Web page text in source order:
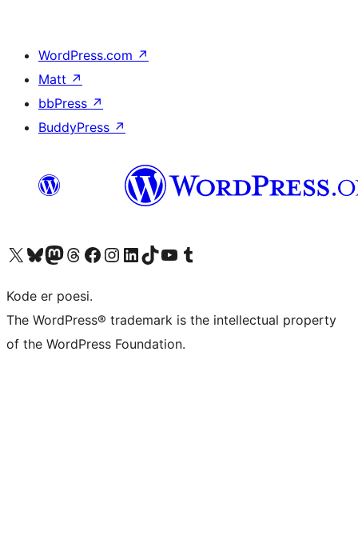
WordPress.com ↗
Matt ↗
bbPress ↗
BuddyPress ↗
Besøk vår konto på X Visit our Bluesky account
Besøk vår Mastodon-konto
Visit our Threads account
Besøk vår Facebook-sideBesøk vår Instagram-konto
Besøk vår LinkedIn-konto
Visit our TikTok account
Visit our YouTube channel
Visit our Tumblr account
Kode er poesi.
The WordPress® trademark is the intellectual property
of the WordPress Foundation.